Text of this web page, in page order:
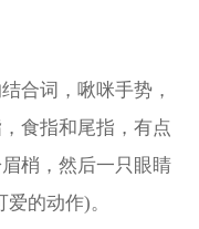
合词，啾咪手势，
食指和尾指，有点
梢，然后一只眼睛
的动作)。